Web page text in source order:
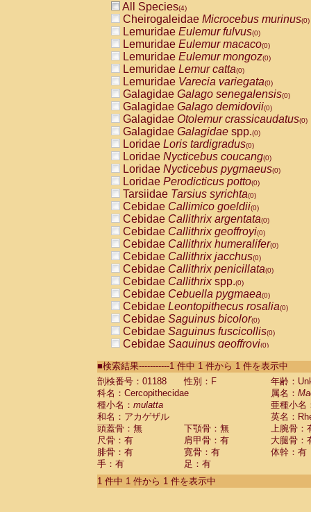
All Species(4)
Cheirogaleidae Microcebus murinus(0)
Lemuridae Eulemur fulvus(0)
Lemuridae Eulemur macaco(0)
Lemuridae Eulemur mongoz(0)
Lemuridae Lemur catta(0)
Lemuridae Varecia variegata(0)
Galagidae Galago senegalensis(0)
Galagidae Galago demidovii(0)
Galagidae Otolemur crassicaudatus(0)
Galagidae Galagidae spp.(0)
Loridae Loris tardigradus(0)
Loridae Nycticebus coucang(0)
Loridae Nycticebus pygmaeus(0)
Loridae Perodicticus potto(0)
Tarsiidae Tarsius syrichta(0)
Cebidae Callimico goeldii(0)
Cebidae Callithrix argentata(0)
Cebidae Callithrix geoffroyi(0)
Cebidae Callithrix humeralifer(0)
Cebidae Callithrix jacchus(0)
Cebidae Callithrix penicillata(0)
Cebidae Callithrixspp.(0)
Cebidae Cebuella pygmaea(0)
Cebidae Leontopithecus rosalia(0)
Cebidae Saguinus bicolor(0)
Cebidae Saguinus fuscicollis(0)
Cebidae Saguinus geoffroyi(0)
CebidaeSaguinus labiatus(0)
Cebidae Saguinus leucopus (0)
CebidaeSaguinus midas
Cebidae
CebidaeSaguinus nigricollis (1)
Cebidae Saguinus oedipus
Cebidae Saguinus weddelli
Cebidae Saguinusspp.
Cebidae Aotus trivirgatus
Cebidae Cebus albifrons
■検索結果-----------1 件中 1 件から 1 件を表示中
剖検番号：01188
性別：F
年齢：
科名：Cercopithecidae
属名：
種小名： mulatta
亜種小名
和名：アカゲザル
英名：
頭蓋骨：無
下顎骨：無
上腕骨：
尺骨：有
肩甲骨：有
大腿骨：
腓骨：有
寛骨：有
体幹：有
手：有
足：有
1 件中 1 件から 1 件を表示中